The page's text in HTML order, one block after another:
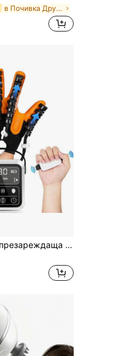
в Почивка Други уреди за масаж
Преносима USB презареждаща се роботизирана ръкавица за рехабилитация на ръце, 4 режима и 9 нива на интензивност, подходяща за дясна и лява ръка